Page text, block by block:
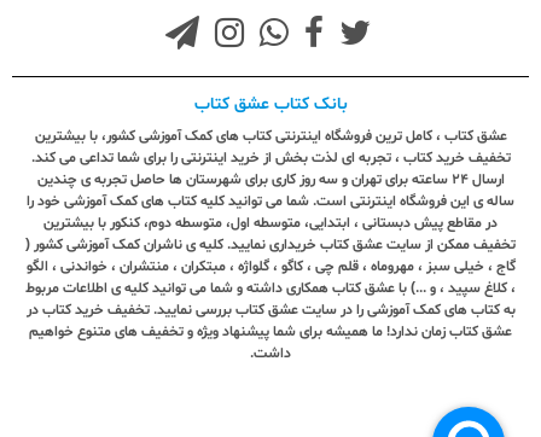
بانک کتاب عشق کتاب
عشق کتاب ، کامل ترین فروشگاه اینترنتی کتاب های کمک آموزشی کشور، با بیشترین
تخفیف خرید کتاب ، تجربه ای لذت بخش از خرید اینترنتی را برای شما تداعی می کند.
ارسال ٢٤ ساعته برای تهران و سه روز کاری برای شهرستان ها حاصل تجربه ی چندین
ساله ی این فروشگاه اینترنتی است. شما می توانید کلیه کتاب های کمک آموزشی خود را
در مقاطع پیش دبستانی ، ابتدایی، متوسطه اول، متوسطه دوم، کنکور با بیشترین
تخفیف ممکن از سایت عشق کتاب خریداری نمایید. کلیه ی ناشران کمک آموزشی کشور (
گاج ، خیلی سبز ، مهروماه ، قلم چی ، کاگو ، گلواژه ، مبتکران ، منتشران ، خواندنی ، الگو
، کلاغ سپید ، و ...) با عشق کتاب همکاری داشته و شما می توانید کلیه ی اطلاعات مربوط
به کتاب های کمک آموزشی را در سایت عشق کتاب بررسی نمایید. تخفیف خرید کتاب در
عشق کتاب زمان ندارد! ما همیشه برای شما پیشنهاد ویژه و تخفیف های متنوع خواهیم
داشت.